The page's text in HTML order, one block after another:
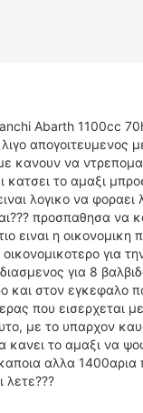
Abarth 1100cc
απογοιτευμενος
κανουν να
το αμαξι
λογικο να
προσπαθησα να
ειναι η
οικονομικοτερο για
για 8
στον εγκεφαλο
που εισερχεται
με το υπαρχον
το αμαξι να
αλλα 1400αρια
λετε???